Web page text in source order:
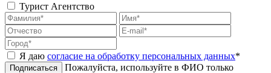
Турист Агентство
Я даю согласие на обработку персональных данных*
Подписаться
Пожалуйста, используйте в ФИО только